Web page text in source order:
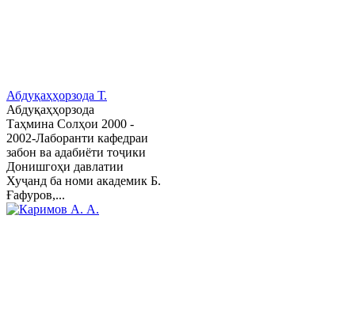
Абдуқаҳҳорзода Т.
Абдуқаҳҳорзода
Таҳмина Солҳои 2000 -
2002-Лаборанти кафедраи
забон ва адабиёти тоҷики
Донишгоҳи давлатии
Хуҷанд ба номи академик Б.
Ғафуров,...